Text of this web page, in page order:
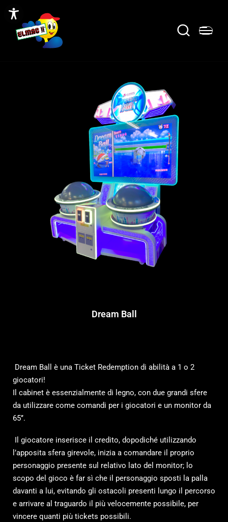
Dream Ball
Dream Ball è una Ticket Redemption di abilità a 1 o 2
giocatori!
Il cabinet è essenzialmente di legno, con due grandi sfere
da utilizzare come comandi per i giocatori e un monitor da
65’’.
Il giocatore inserisce il credito, dopodiché utilizzando
l’apposita sfera girevole, inizia a comandare il proprio
personaggio presente sul relativo lato del monitor; lo
scopo del gioco è far sì che il personaggio sposti la palla
davanti a lui, evitando gli ostacoli presenti lungo il percorso
e arrivare al traguardo il più velocemente possibile, per
vincere quanti più tickets possibili.